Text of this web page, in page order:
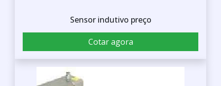
Sensor indutivo preço
Cotar agora